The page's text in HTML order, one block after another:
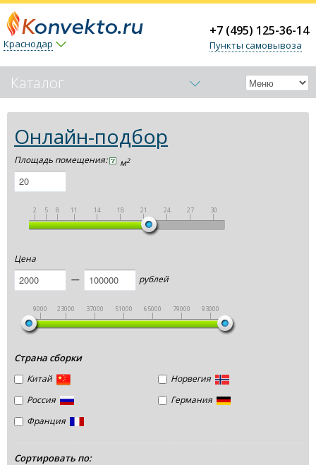
Краснодар
+7 (495) 125-36-14
Пункты самовывоза
Каталог
Обогреватели-конвекторы
Керамические обогреватели
Тепловые пушки
Тепловые завесы (электрические)
Тепловые завесы (водяные)
Термогигрометры
Онлайн-подбор
Площадь помещения: м2
2
|
5
|
8
|
11
|
14
|
18
|
21
|
24
|
27
|
30
|
Цена
—
рублей
9000
|
23000
|
37000
|
51000
|
65000
|
79000
|
93000
|
Страна сборки
Китай
Норвегия
Россия
Германия
Франция
Сортировать по: